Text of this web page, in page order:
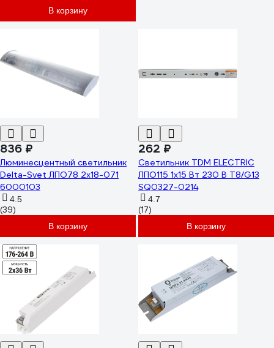
В корзину
836 ₽
Люминесцентный светильник
Delta-Svet ЛПО78 2х18-071
6000103
4.5
(39)
В корзину
262 ₽
Светильник TDM ELECTRIC
ЛПО115 1x15 Вт 230 В T8/G13
SQ0327-0214
4.7
(17)
В корзину